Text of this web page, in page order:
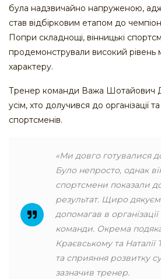
була надзвичайно напруженою,
став відбірковим етапом до
Попри складнощі, вінницькі
продемонстрували високий рівень
характеру.
Тренер команди Важа Шотайович
усім, хто долучився до організації
спортсменів.
«Ми довго готувалися
Було непросто, однак
спортсмени показали
результат. Щиро
допомагав в організації
команди. Окрема
Краєвському та Наталії
та сприяння розвитку
зазначив тренер.